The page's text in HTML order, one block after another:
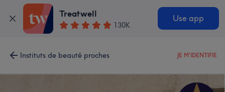
Treatwell
130K
Use app
Instituts de beauté proches JE M'IDENTIFIE